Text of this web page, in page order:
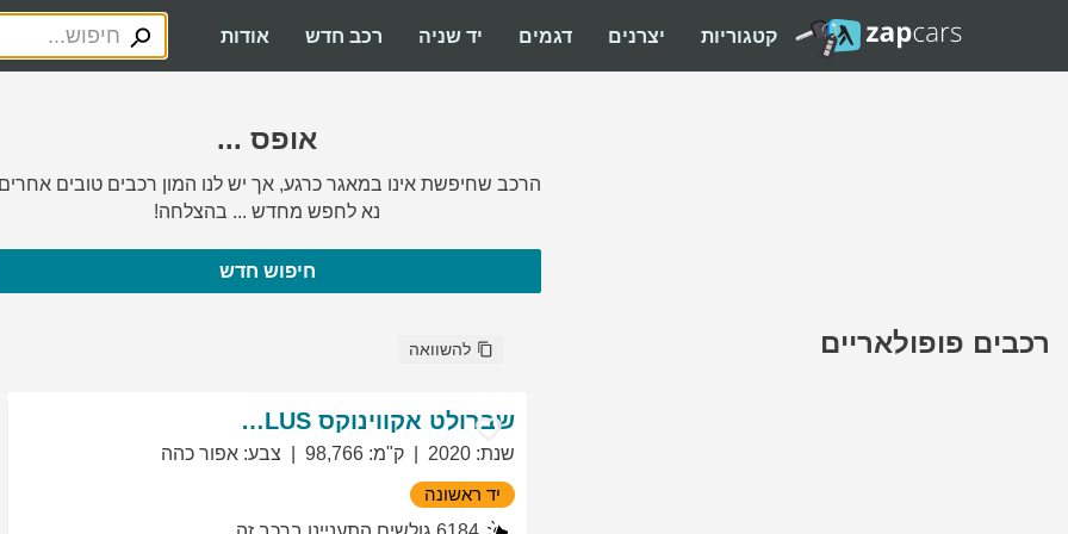
קטגוריות יצרנים דגמים יד שניה רכב חדש אודות
אופס ...
הרכב שחיפשת אינו במאגר כרגע, אך יש לנו המון רכבים טובים
נא לחפש מחדש ... בהצלחה!
חיפוש חדש
רכבים פופולאריים להשוואה
שברולט אקווינוקס LT PLUS
שנת:
2020 ק"מ:
98,766 צבע: אפור כהה
יד ראשונה